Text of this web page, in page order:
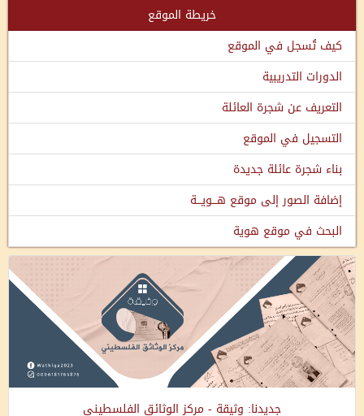
خريطة الموقع
كيف تُسجل في الموقع
الدورات التدريبية
التعريف عن شجرة العائلة
التسجيل في الموقع
بناء شجرة عائلة جديدة
إضافة الصور إلى موقع هـــويـــة
البحث في موقع هوية
جديدنا: وثيقة - مركز الوثائق الفلسطيني